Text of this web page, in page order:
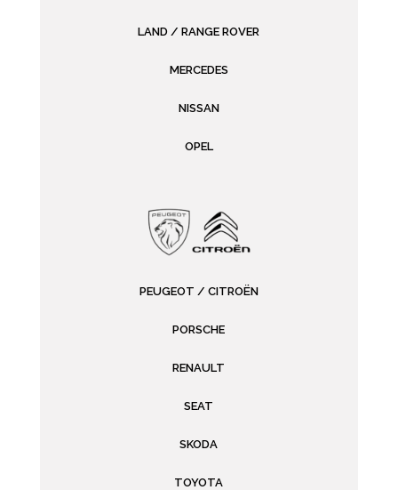
LAND / RANGE ROVER
MERCEDES
NISSAN
OPEL
PEUGEOT / CITROËN
PORSCHE
RENAULT
SEAT
SKODA
TOYOTA